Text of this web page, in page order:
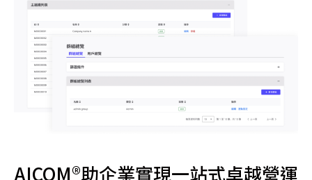
AICOM®助企業實現一站式卓越營運